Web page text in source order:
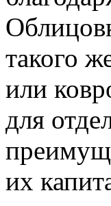
такого
или
для
их